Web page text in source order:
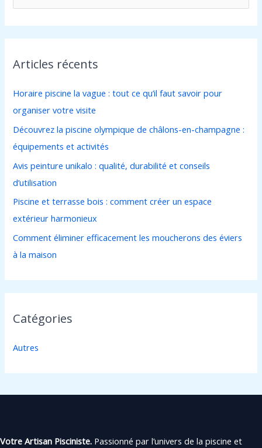
e
c
e
c
h
e
r
:
Articles récents
Horaire piscine la vague : tout ce qu’il faut savoir pour
organiser votre visite
Découvrez la piscine olympique de châlons-en-champagne :
équipements et activités
Avis peinture unikalo : qualité, durabilité et conseils
d’utilisation
Piscine et terrasse bois : comment créer un espace
extérieur harmonieux
Comment éliminer efficacement les moucherons des éviers
à la maison
Catégories
Autres
Votre Artisan Pisciniste. Passionné par l’univers de la piscine et